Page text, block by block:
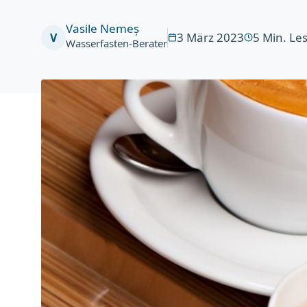
V
Vasile Nemeș
Wasserfasten-Berater 3 März 2023 5 Min.